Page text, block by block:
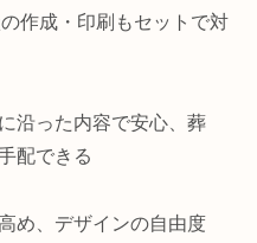
作成・印刷もセットで対
沿った内容で安心、葬
配できる
め、デザインの自由度